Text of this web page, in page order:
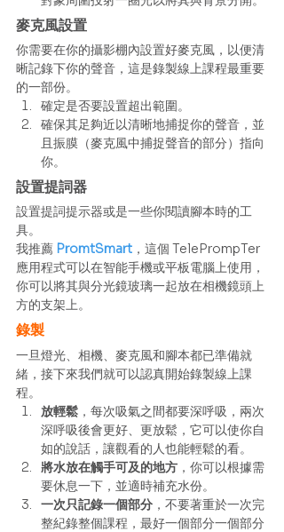
麥克風設置
你需要在你的攝影棚內設置好麥克風，以便清
晰記錄下你的聲音，這是錄製線上課程最重要
的一部份。
確定是否要設置超出範圍。
確保其足夠近以清晰地捕捉你的聲音，並
且振膜（麥克風中捕捉聲音的部分）指向
你。
設置提詞器
設置提詞提示器或是一些你閱讀腳本時的工
具。
我推薦 PromtSmart ，這個 TelePrompTer
應用程式可以在智能手機或平板電腦上使用，
你可以將其與分光鏡玻璃一起放在相機鏡頭上
方的支架上。
錄製
一旦燈光、相機、麥克風和腳本都已準備就
緒，接下來我們就可以認真開始錄製線上課
程。
放輕鬆 ，每次吸氣之間都要深呼吸，兩次
深呼吸後會更好、更放鬆，它可以使你自
如的說話，讓觀看的人也能輕鬆的看。
將水放在觸手可及的地方 ，你可以根據需
要休息一下，並適時補充水份。
一次只記錄一個部分 ，不要著重於一次完
整紀錄整個課程，最好一個部分一個部分